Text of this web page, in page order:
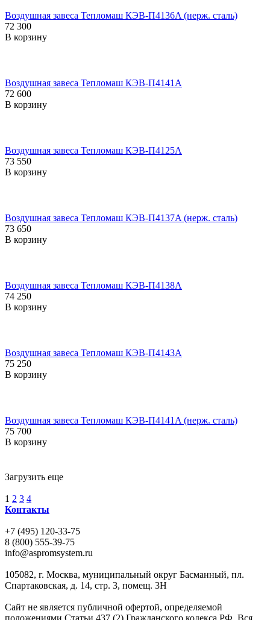
Воздушная завеса Тепломаш КЭВ-П4136A (нерж. сталь)
72 300
В корзину
Воздушная завеса Тепломаш КЭВ-П4141A
72 600
В корзину
Воздушная завеса Тепломаш КЭВ-П4125A
73 550
В корзину
Воздушная завеса Тепломаш КЭВ-П4137A (нерж. сталь)
73 650
В корзину
Воздушная завеса Тепломаш КЭВ-П4138A
74 250
В корзину
Воздушная завеса Тепломаш КЭВ-П4143A
75 250
В корзину
Воздушная завеса Тепломаш КЭВ-П4141A (нерж. сталь)
75 700
В корзину
Загрузить еще
1 2 3 4
Контакты
+7 (495) 120-33-75
8 (800) 555-39-75
info@aspromsystem.ru
105082, г. Москва, муниципальный округ Басманный, пл.
Спартаковская, д. 14, стр. 3, помещ. 3Н
Сайт не является публичной офертой, определяемой
положениями Статьи 437 (2) Гражданского кодекса РФ. Вся